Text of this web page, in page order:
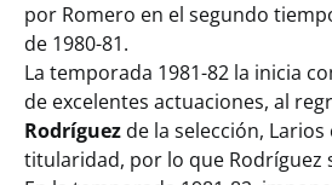
por Romero en el segundo
de 1980-81.
La temporada 1981-82 la inicia
de excelentes actuaciones, al
Rodríguez de la selección, Larios
titularidad, por lo que Rodríguez